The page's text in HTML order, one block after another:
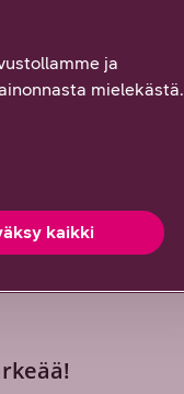
7, Windows 8 / 8.1,
Firefox 2.0 tai
uudempi
ja
mielekästä.
kaikki